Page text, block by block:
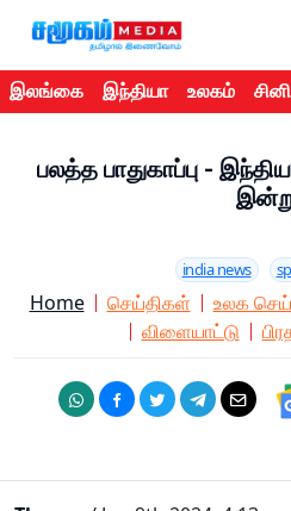
இலங்கை இந்தியா உலகம்
பலத்த பாதுகாப்பு -
india news
Home செய்திகள் உலக
விளையாட்டு